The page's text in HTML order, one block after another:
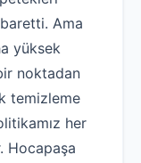
Ama
yüksek
noktadan
temizleme
her
Hocapaşa